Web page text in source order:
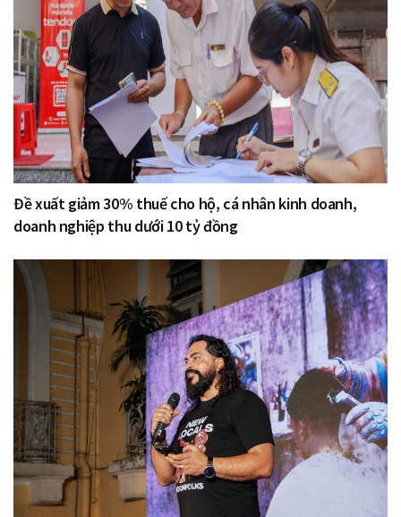
Đề xuất giảm 30% thuế cho hộ, cá nhân kinh doanh,
doanh nghiệp thu dưới 10 tỷ đồng